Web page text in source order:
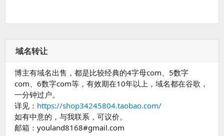
域名转让
博主有域名出售，都是比较经典的4字母com、5数字
com、6数字com等，有效期在10年以上，域名都在谷歌，
一分钟过户。
详见： https://shop34245804.taobao.com/
如有中意的，与我联系，可议价。
邮箱：youland8168#gmail.com